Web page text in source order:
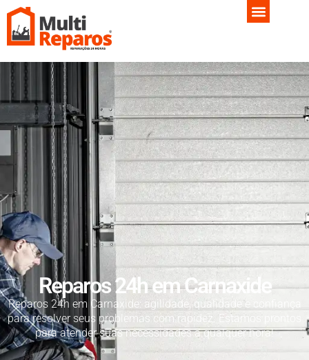
Reparos 24h em Carnaxide
Reparos 24h em Carnaxide: agilidade, qualidade e confiança
para resolver seus problemas com rapidez. Estamos prontos
para atender suas necessidades a qualquer hora!